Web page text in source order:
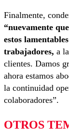
Finalmente,
“nuevamente
estos
trabajadores, a
clientes. Damos
ahora estamos
la continuidad
colaboradores”.
OTROS